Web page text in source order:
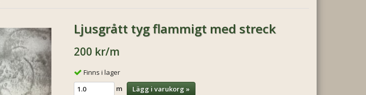
Ljusgrått tyg flammigt med streck
200 kr/m
Finns i lager
m
Lägg i varukorg »